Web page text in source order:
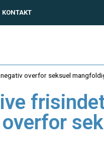
KONTAKT
overfor seksuel